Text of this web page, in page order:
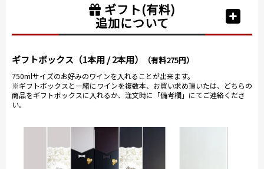
ギフト(有料)
追加について
ギフトボックス（1本用 / 2本用） （有料275円）
750mlサイズのお好みのワインを入れることが出来ます。
※ギフトボックスと一緒にワインを複数本、お買い求め頂いたは、どちらの
商品をギフトボックスに入れるか、注文時に「備考欄」にてご連絡くださ
い。